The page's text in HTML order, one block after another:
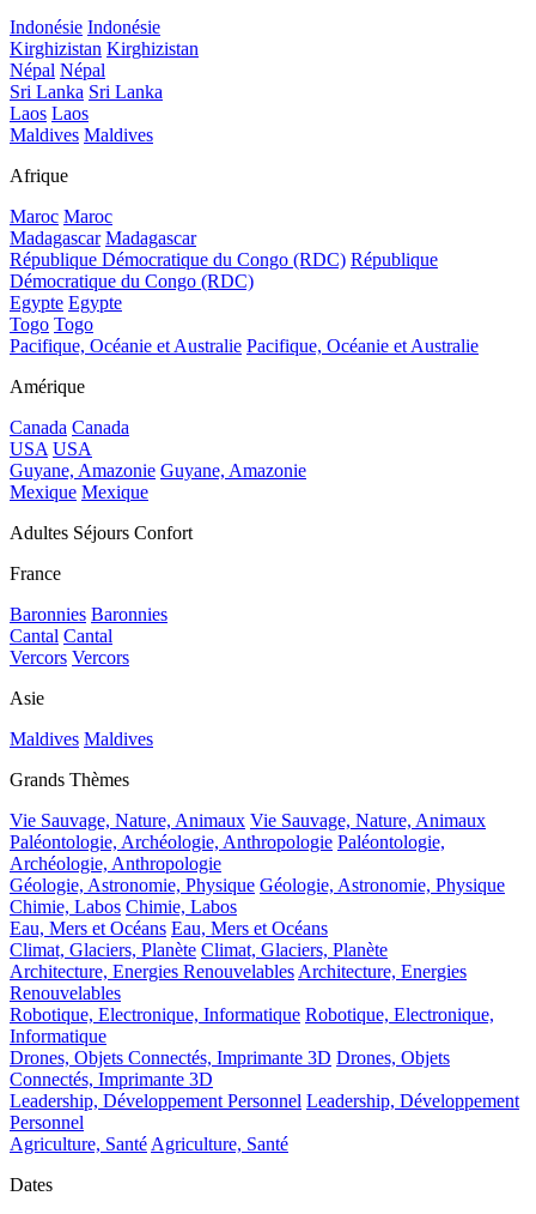
Indonésie Indonésie
Kirghizistan Kirghizistan
Népal Népal
Sri Lanka Sri Lanka
Laos Laos
Maldives Maldives
Afrique
Maroc Maroc
Madagascar Madagascar
République Démocratique du Congo (RDC) République
Démocratique du Congo (RDC)
Egypte Egypte
Togo Togo
Pacifique, Océanie et Australie Pacifique, Océanie et Australie
Amérique
Canada Canada
USA USA
Guyane, Amazonie Guyane, Amazonie
Mexique Mexique
Adultes Séjours Confort
France
Baronnies Baronnies
Cantal Cantal
Vercors Vercors
Asie
Maldives Maldives
Grands Thèmes
Vie Sauvage, Nature, Animaux Vie Sauvage, Nature, Animaux
Paléontologie, Archéologie, Anthropologie Paléontologie,
Archéologie, Anthropologie
Géologie, Astronomie, Physique Géologie, Astronomie, Physique
Chimie, Labos Chimie, Labos
Eau, Mers et Océans Eau, Mers et Océans
Climat, Glaciers, Planète Climat, Glaciers, Planète
Architecture, Energies RenouvelablesArchitecture, Energies
Renouvelables
Robotique, Electronique, Informatique Robotique, Electronique,
Informatique
Drones, Objets Connectés, Imprimante 3D Drones, Objets
Connectés, Imprimante 3D
Leadership, Développement Personnel Leadership, Développement
Personnel
Agriculture, SantéAgriculture, Santé
Dates